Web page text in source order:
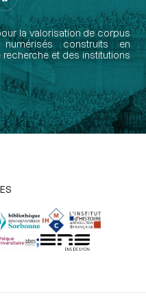
la valorisation de corpus
construits en
et des institutions